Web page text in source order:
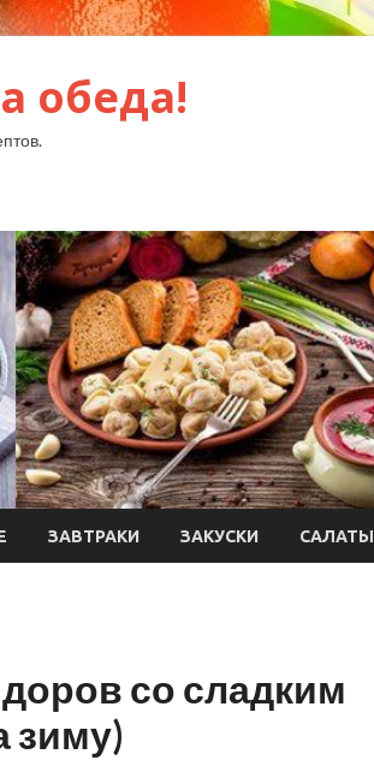
обеда!
ЗАВТРАКИ ЗАКУСКИ САЛАТЫ
со сладким
зиму)